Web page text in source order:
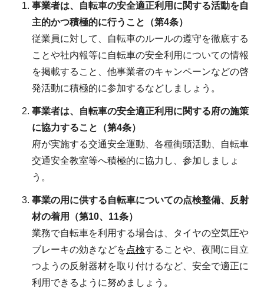
事業者は、自転車の安全適正利用に関する活動を自
主的かつ積極的に行うこと（第4条）
従業員に対して、自転車のルールの遵守を徹底する
ことや社内報等に自転車の安全利用についての情報
を掲載すること、他事業者のキャンペーンなどの啓
発活動に積極的に参加するなどしましょう。
事業者は、自転車の安全適正利用に関する府の施策
に協力すること（第4条）
府が実施する交通安全運動、各種街頭活動、自転車
交通安全教室等へ積極的に協力し、参加しましょ
う。
事業の用に供する自転車についての点検整備、反射
材の着用（第10、11条）
業務で自転車を利用する場合は、タイヤの空気圧や
ブレーキの効きなどを点検することや、夜間に目立
つようの反射器材を取り付けるなど、安全で適正に
利用できるように努めましょう。